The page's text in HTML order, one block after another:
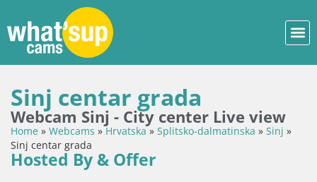
Sinj centar grada
Webcam Sinj - City center Live view
Home » Webcams »Hrvatska» Splitsko-dalmatinska » Sinj »
Sinj centar grada
Hosted By & Offer